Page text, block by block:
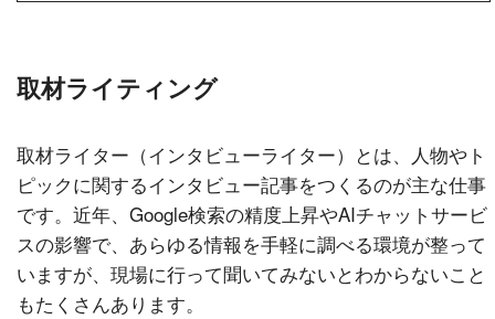
取材ライティング
取材ライター（インタビューライター）とは、人物やト
ピックに関するインタビュー記事をつくるのが主な仕事
です。近年、Google検索の精度上昇やAIチャットサービ
スの影響で、あらゆる情報を手軽に調べる環境が整って
いますが、現場に行って聞いてみないとわからないこと
もたくさんあります。